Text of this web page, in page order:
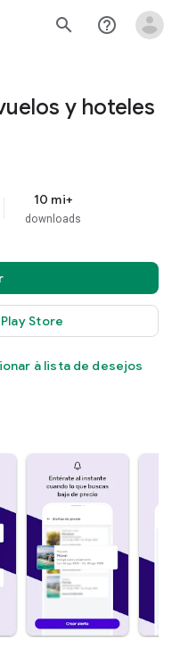
search help_outline
y hoteles
10 mi+
downloads
Store
à lista de desejos